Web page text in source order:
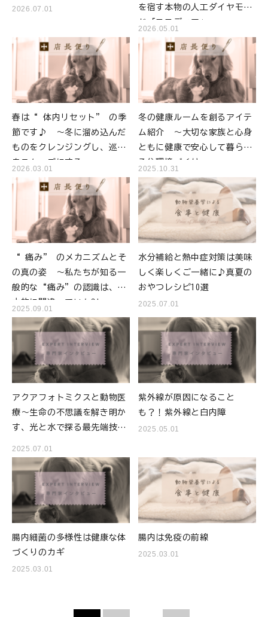
2026.07.01
を宿す本物の人工ダイヤモン
ド「ココディア」～
2026.05.01
春は“ 体内リセット” の季
節です♪ ～冬に溜め込んだ
ものをクレンジングし、巡り
をスムーズにする～
2026.03.01
冬の健康ルームを創るアイテ
ム紹介 ～大切な家族と心身
ともに健康で安心して暮らせ
る住環境づくり～
2025.10.31
“ 痛み” のメカニズムとそ
の真の姿 ～私たちが知る一
般的な“痛み”の認識は、根
本的に間違っていた?!～
2025.09.01
水分補給と熱中症対策は美味
しく楽しくご一緒に♪真夏の
おやつレシピ10選
2025.07.01
アクアフォトミクスと動物医
療～生命の不思議を解き明か
す、光と水で探る最先端技術
2025.07.01
紫外線が原因になること
も？！紫外線と白内障
2025.05.01
腸内細菌の多様性は健康な体
づくりのカギ
2025.03.01
腸内は免疫の前線
2025.03.01